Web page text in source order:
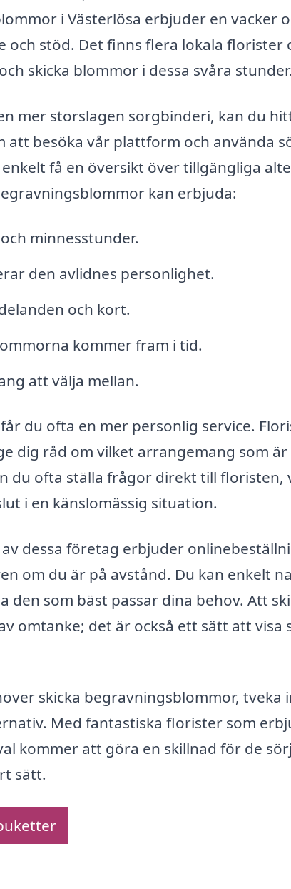
i Västerlösa erbjuder en vacker
stöd. Det finns flera lokala florister
skicka blommor i dessa svåra stunder.
mer storslagen sorgbinderi, kan du
att besöka vår plattform och använda
få en översikt över tillgängliga
kan erbjuda:
minnesstunder.
den avlidnes personlighet.
och kort.
kommer fram i tid.
att välja mellan.
du ofta en mer personlig service.
dig råd om vilket arrangemang som är
du ofta ställa frågor direkt till floristen,
i en känslomässig situation.
dessa företag erbjuder
om du är på avstånd. Du kan enkelt
som bäst passar dina behov. Att
omtanke; det är också ett sätt att visa
skicka begravningsblommor, tveka
Med fantastiska florister som
kommer att göra en skillnad för de
sätt.